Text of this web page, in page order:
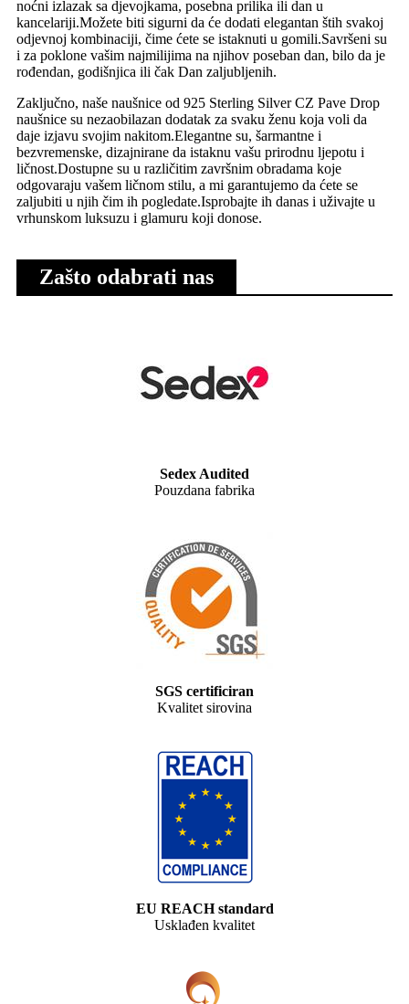
noćni izlazak sa djevojkama, posebna prilika ili dan u
kancelariji.Možete biti sigurni da će dodati elegantan štih svakoj
odjevnoj kombinaciji, čime ćete se istaknuti u gomili.Savršeni su
i za poklone vašim najmilijima na njihov poseban dan, bilo da je
rođendan, godišnjica ili čak Dan zaljubljenih.
Zaključno, naše naušnice od 925 Sterling Silver CZ Pave Drop
naušnice su nezaobilazan dodatak za svaku ženu koja voli da
daje izjavu svojim nakitom.Elegantne su, šarmantne i
bezvremenske, dizajnirane da istaknu vašu prirodnu ljepotu i
ličnost.Dostupne su u različitim završnim obradama koje
odgovaraju vašem ličnom stilu, a mi garantujemo da ćete se
zaljubiti u njih čim ih pogledate.Isprobajte ih danas i uživajte u
vrhunskom luksuzu i glamuru koji donose.
Zašto odabrati nas
Sedex Audited
Pouzdana fabrika
SGS certificiran
Kvalitet sirovina
EU REACH standard
Usklađen kvalitet